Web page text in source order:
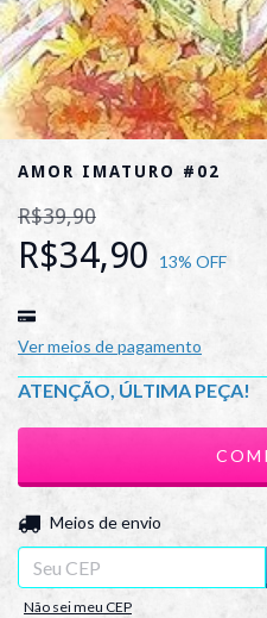
AMOR IMATURO #02
R$39,90
R$34,90 13% OFF
Ver meios de pagamento
ATENÇÃO, ÚLTIMA PEÇA!
Entregas para o CEP:
Meios de envio
Não sei meu CEP